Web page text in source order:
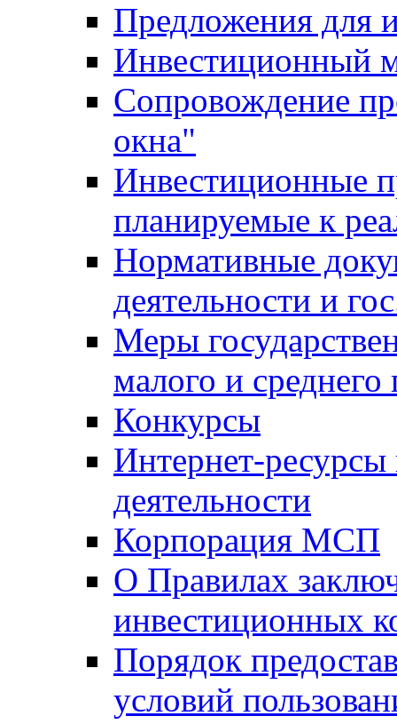
Предложения для
Инвестиционный
Сопровождение
окна"
Инвестиционные
планируемые к
Нормативные
деятельности и
Меры
малого и среднего
Конкурсы
Интернет-
деятельности
Корпорация МСП
О Правилах
инвестиционных
Порядок
условий